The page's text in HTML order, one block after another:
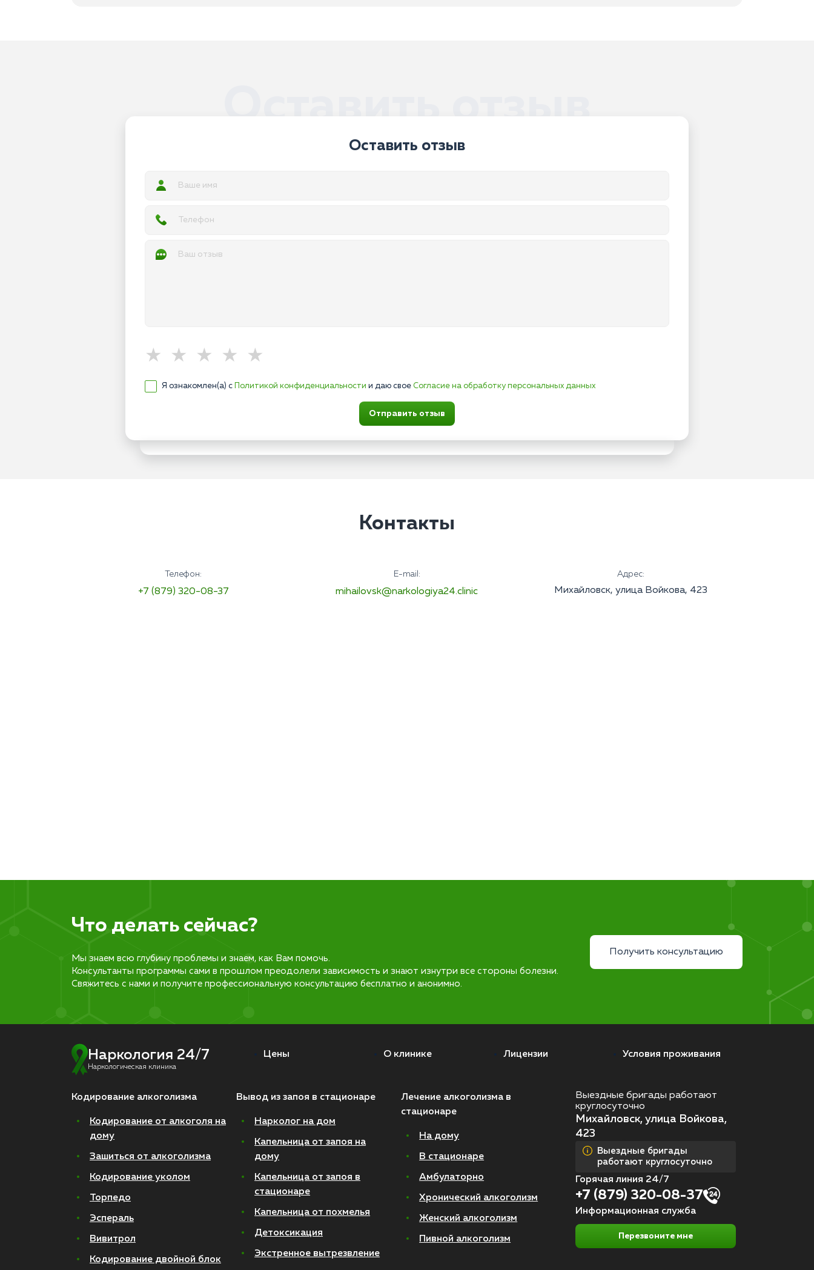
Оставить отзыв
Оставить отзыв
Я ознакомлен(а) с Политикой конфиденциальности и даю свое Согласие на обработку персональных данных
Отправить отзыв
Контакты
Телефон:
+7 (879) 320-08-37
E-mail:
mihailovsk@narkologiya24.clinic
Адрес:
Михайловск, улица Войкова, 423
Что делать сейчас?
Мы знаем всю глубину проблемы и знаем, как Вам помочь.
Консультанты программы сами в прошлом преодолели зависимость и знают изнутри все стороны болезни.
Свяжитесь с нами и получите профессиональную консультацию бесплатно и анонимно.
Получить консультацию
Наркология 24/7
Наркологическая клиника
Цены О клинике Лицензии Условия проживания
Кодирование алкоголизма
Кодирование от алкоголя на
дому
Зашиться от алкоголизма
Кодирование уколом
Торпедо
Эспераль
Вивитрол
Кодирование двойной блок
Вывод из запоя в стационаре
Нарколог на дом
Капельница от запоя на
дому
Капельница от запоя в
стационаре
Капельница от похмелья
Детоксикация
Экстренное вытрезвление
Лечение алкоголизма в
стационаре
На дому
В стационаре
Амбулаторно
Хронический алкоголизм
Женский алкоголизм
Пивной алкоголизм
Выездные бригады работают
круглосуточно
Михайловск, улица Войкова,
423
Выездные бригады
работают круглосуточно
Горячая линия 24/7
+7 (879) 320-08-37
Информационная служба
Перезвоните мне